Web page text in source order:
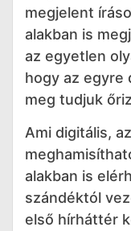
megjelent
alakban is
az egyetlen
hogy az egyre
meg tudjuk
Ami digitális,
alakban is
szándéktól
első hírháttér